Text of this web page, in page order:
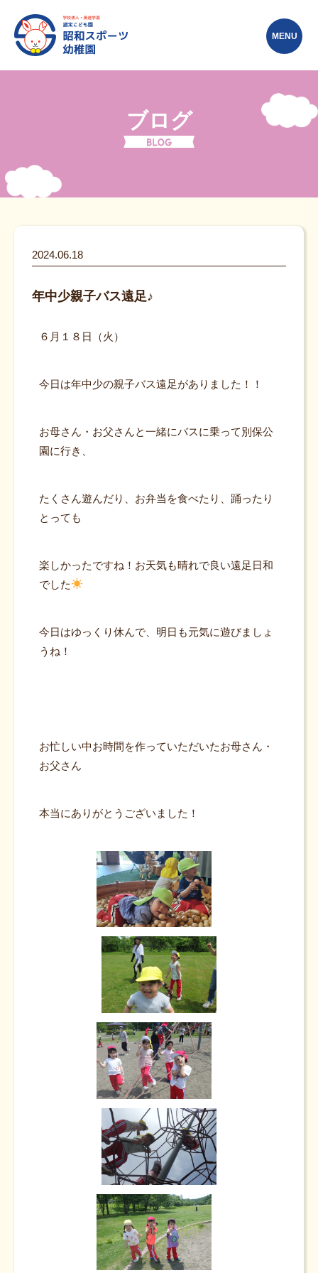
MENU
ブログ
2024.06.18
年中少親子バス遠足♪
６月１８日（火）
今日は年中少の親子バス遠足がありました！！
お母さん・お父さんと一緒にバスに乗って別保公
園に行き、
たくさん遊んだり、お弁当を食べたり、踊ったり
とっても
楽しかったですね！お天気も晴れで良い遠足日和
でした
今日はゆっくり休んで、明日も元気に遊びましょ
うね！
お忙しい中お時間を作っていただいたお母さん・
お父さん
本当にありがとうございました！